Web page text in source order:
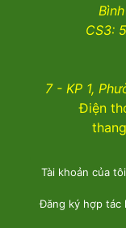
CS3:
7 - KP 1,
Điện
Tài khoản của tôi
Đăng ký hợp tác